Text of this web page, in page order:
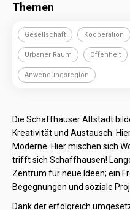
Themen
Gesellschaft Kooperation
Urbaner Raum Offenheit
Anwendungsregion
Die Schaffhauser Altstadt
Kreativität und Austausch.
Moderne. Hier mischen sich
trifft sich Schaffhausen!
Zentrum für neue Ideen; ein
Begegnungen und soziale
Dank der erfolgreich